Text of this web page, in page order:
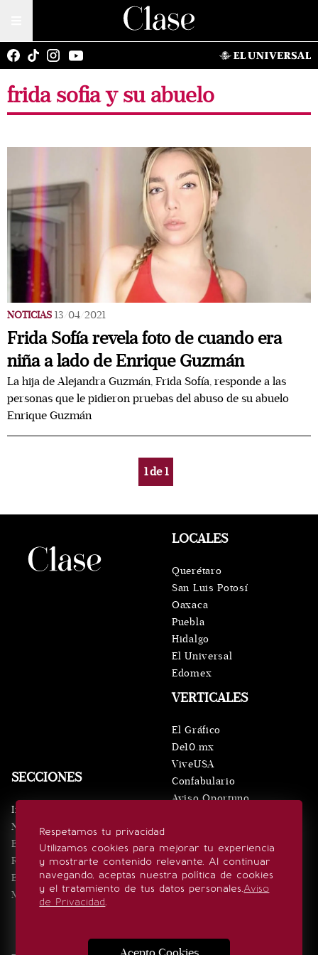
frida sofia y su abuelo
NOTICIAS 13/04/2021
Frida Sofía revela foto de cuando era
niña a lado de Enrique Guzmán
La hija de Alejandra Guzmán, Frida Sofía, responde a las
personas que le pidieron pruebas del abuso de su abuelo
Enrique Guzmán
1de1
Respetamos tu privacidad
Utilizamos cookies para mejorar tu experiencia
y mostrarte contenido relevante. Al continuar
navegando, aceptas nuestra política de cookies
y el tratamiento de tus datos personales.Aviso
de Privacidad.
SECCIONES
Inicio
Noticias
Eventos
Realeza
Estilo de vida
Minuto x Minuto
VERTICALES
El Gráfico
De10.mx
ViveUSA
Confabulario
Aviso Oportuno
LOCALES
Querétaro
San Luis Potosí
Oaxaca
Puebla
Hidalgo
El Universal
Edomex
SÍGUENOS